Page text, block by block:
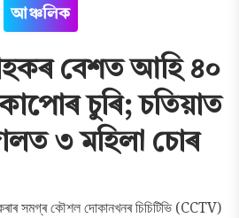
আঞ্চলিক
বেশত আহি ৪০
চুৰি; চতিয়াত
৩ মহিলা চোৰ
সমগ্ৰ কৌশল দোকানখনৰ চিচিটিভি (CCTV)